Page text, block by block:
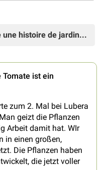
une histoire de jardin...
Tomate ist ein
zum 2. Mal bei Lubera
geizt die Pflanzen
Arbeit damit hat. WIr
in einen großen,
Die Pflanzen haben
die jetzt voller